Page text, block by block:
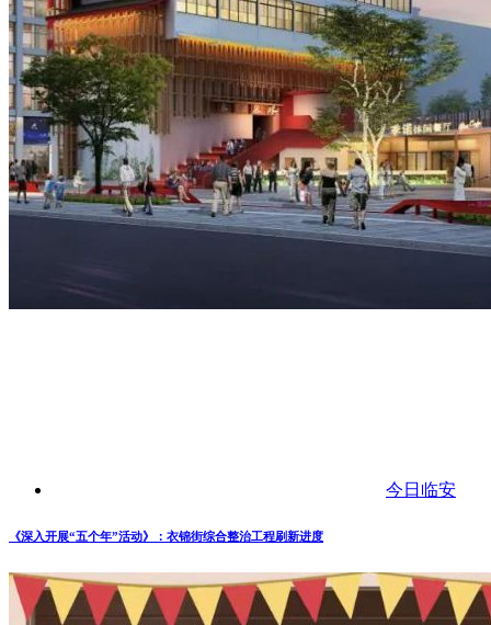
今日临安
《深入开展“五个年”活动》：衣锦街综合整治工程刷新进度